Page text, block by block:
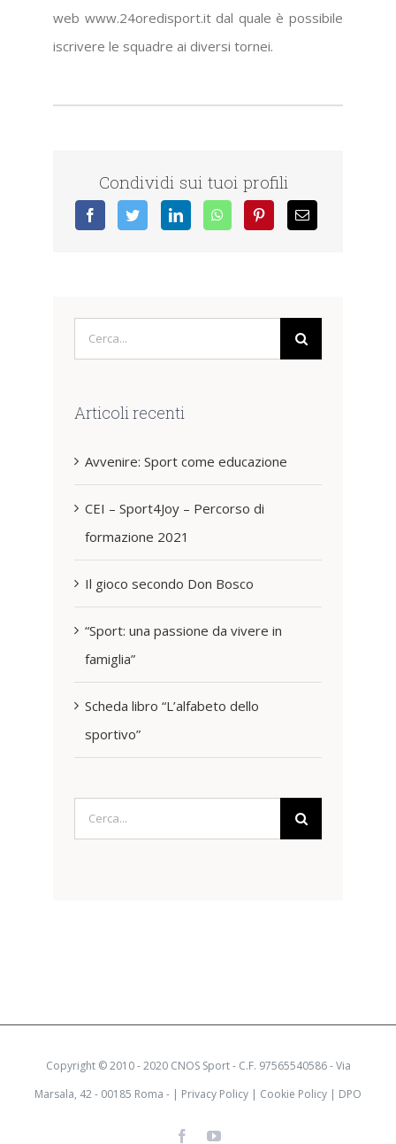
web www.24oredisport.it dal quale è possibile
iscrivere le squadre ai diversi tornei.
Condividi sui tuoi profili
Cerca
per:
Articoli recenti
Avvenire: Sport come educazione
CEI – Sport4Joy – Percorso di
formazione 2021
Il gioco secondo Don Bosco
“Sport: una passione da vivere in
famiglia”
Scheda libro “L’alfabeto dello
sportivo”
Cerca
per:
Copyright © 2010 - 2020 CNOS Sport - C.F. 97565540586 - Via
Marsala, 42 - 00185 Roma - | Privacy Policy | Cookie Policy | DPO
FacebookYouTube